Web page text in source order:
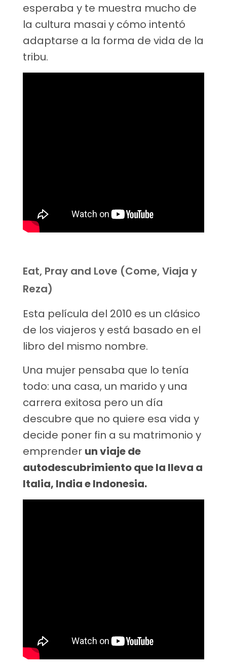
esperaba y te muestra mucho de
la cultura masai y cómo intentó
adaptarse a la forma de vida de la
tribu.
Eat, Pray and Love (Come, Viaja y
Reza)
Esta película del 2010 es un clásico
de los viajeros y está basado en el
libro del mismo nombre.
Una mujer pensaba que lo tenía
todo: una casa, un marido y una
carrera exitosa pero un día
descubre que no quiere esa vida y
decide poner fin a su matrimonio y
emprender un viaje de
autodescubrimiento que la lleva a
Italia, India e Indonesia.